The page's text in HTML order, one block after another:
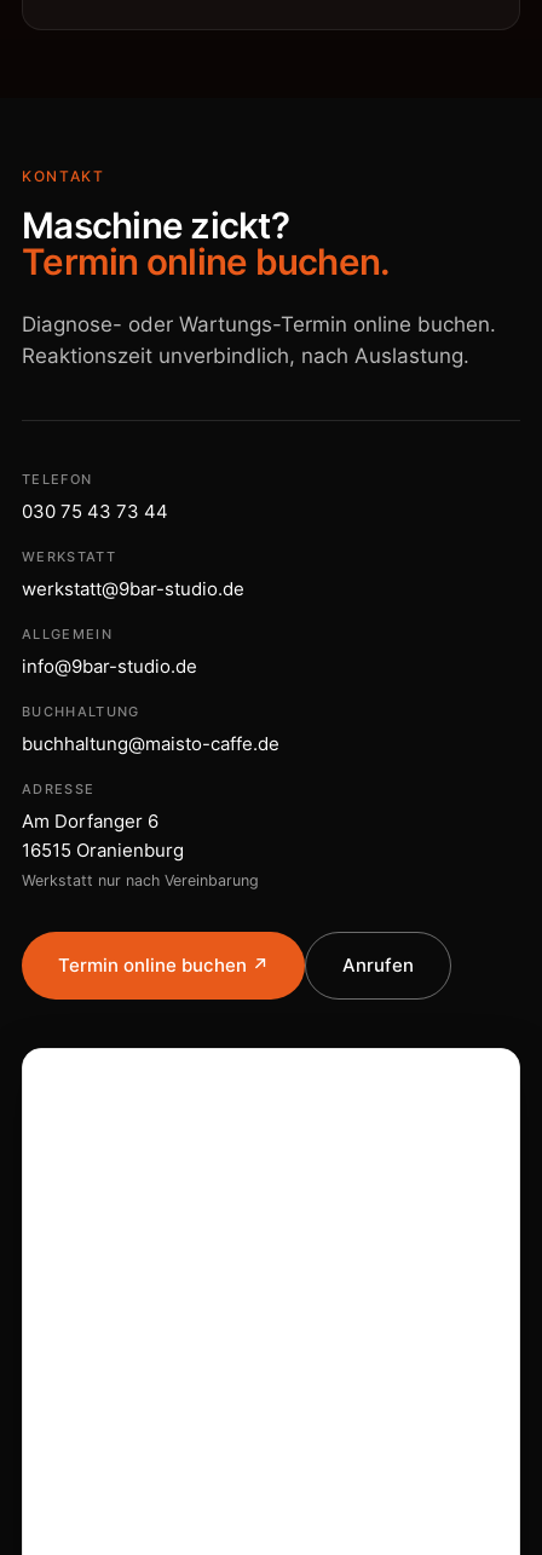
KONTAKT
Maschine zickt?
Termin online buchen.
Diagnose- oder Wartungs-Termin online buchen.
Reaktionszeit unverbindlich, nach Auslastung.
TELEFON
030 75 43 73 44
WERKSTATT
werkstatt@9bar-studio.de
ALLGEMEIN
info@9bar-studio.de
BUCHHALTUNG
buchhaltung@maisto-caffe.de
ADRESSE
Am Dorfanger 6
16515 Oranienburg
Werkstatt nur nach Vereinbarung
Termin online buchen ↗ Anrufen